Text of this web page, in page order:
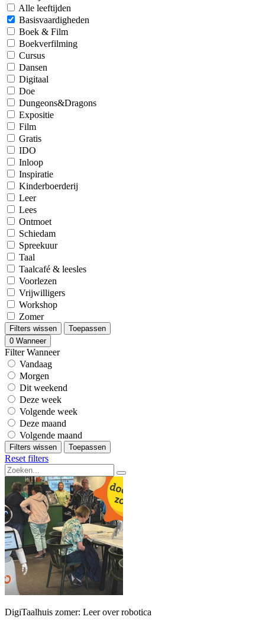
Alle leeftijden
Basisvaardigheden
Boek & Film
Boekverfilming
Cursus
Dansen
Digitaal
Doe
Dungeons&Dragons
Expositie
Film
Gratis
IDO
Inloop
Inspiratie
Kinderboerderij
Leer
Lees
Ontmoet
Schiedam
Spreekuur
Taal
Taalcafé & leesles
Voorlezen
Vrijwilligers
Workshop
Zomer
Filters wissen
Toepassen
0 Wanneer
Filter Wanneer
Vandaag
Morgen
Dit weekend
Deze week
Volgende week
Deze maand
Volgende maand
Filters wissen Toepassen
Reset filters
DigiTaalhuis zomer: Leer over robotica